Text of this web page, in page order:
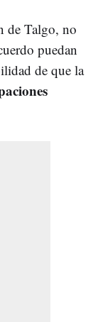
de Talgo, no
puedan
de que la